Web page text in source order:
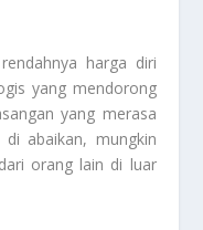
harga diri
yang mendorong
yang merasa
abaikan, mungkin
orang lain di luar